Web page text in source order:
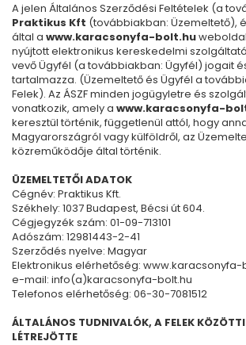
A jelen Általános Szerződési Feltételek (a
Praktikus Kft (továbbiakban: Üzemeltető),
által a www.karacsonyfa-bolt.hu
nyújtott elektronikus kereskedelmi
vevő Ügyfél (a továbbiakban: Ügyfél) jogait
tartalmazza. (Üzemeltető és Ügyfél a
Felek). Az ÁSZF minden jogügyletre és
vonatkozik, amely a www.karacsonyfa-
keresztül történik, függetlenül attól, hogy
Magyarországról vagy külföldről, az
közreműködője által történik.
ÜZEMELTETŐI ADATOK
Cégnév: Praktikus Kft.
Székhely: 1037 Budapest, Bécsi út 604.
Cégjegyzék szám: 01-09-713101
Adószám: 12981443-2-41
Szerződés nyelve: Magyar
Elektronikus elérhetőség: www.karacsonyfa-
e-mail: info(a)karacsonyfa-bolt.hu
Telefonos elérhetőség: 06-30-7081512
ÁLTALÁNOS TUDNIVALÓK, A FELEK KÖZÖTTI
LÉTREJÖTTE